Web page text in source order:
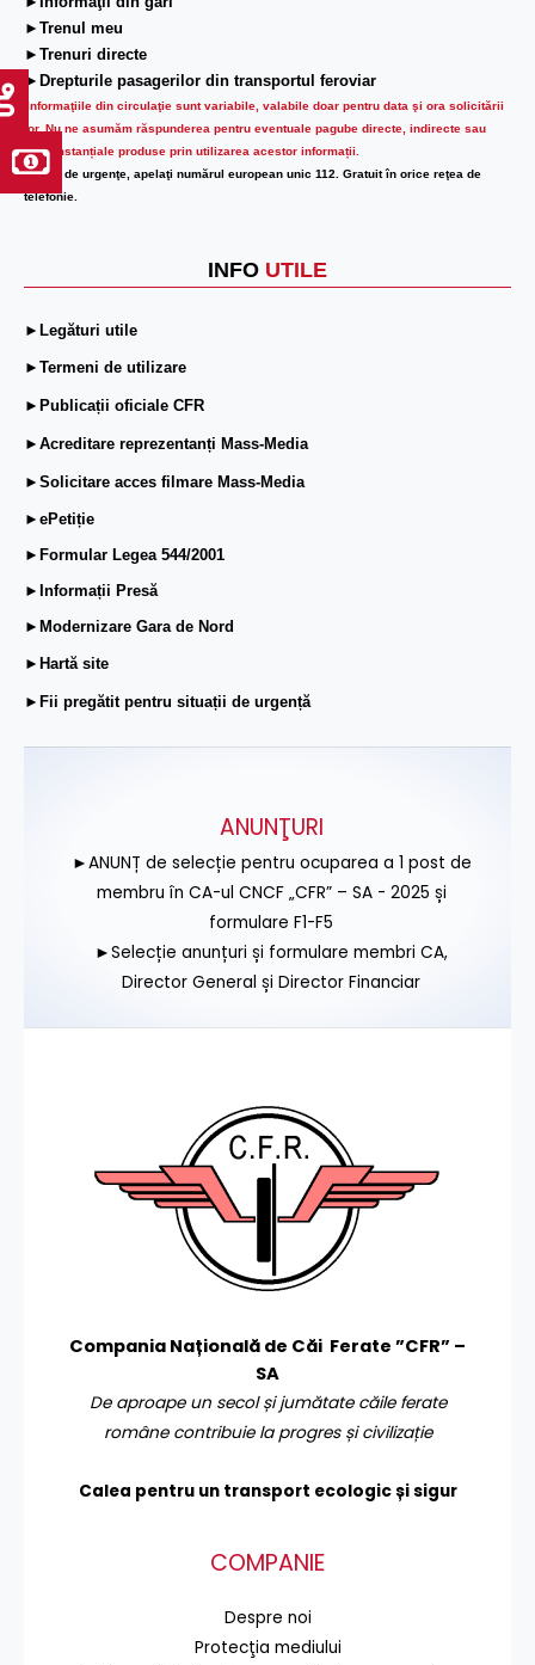
►Trenul meu
►Trenuri directe
►Drepturile pasagerilor din transportul feroviar
Informaţiile din circulaţie sunt variabile, valabile doar pentru data şi ora solicitării
lor. Nu ne asumăm răspunderea pentru eventuale pagube directe, indirecte sau
circumstanțiale produse prin utilizarea acestor informații.
În caz de urgenţe, apelaţi numărul european unic 112. Gratuit în orice reţea de
telefonie.
INFO UTILE
►Legături utile
►Termeni de utilizare
►Publicații oficiale CFR
►Acreditare reprezentanți Mass-Media
►Solicitare acces filmare Mass-Media
►ePetiție
►Formular Legea 544/2001
►Informații Presă
►Modernizare Gara de Nord
►Hartă site
►Fii pregătit pentru situații de urgență
ANUNŢURI
►ANUNȚ de selecție pentru ocuparea a 1 post de
membru în CA-ul CNCF „CFR” – SA - 2025 și
formulare F1-F5
►Selecție anunțuri și formulare membri CA,
Director General și Director Financiar
Compania Națională de Căi Ferate ”CFR” –
SA
De aproape un secol și jumătate căile ferate
române contribuie la progres și civilizație
Calea pentru un transport ecologic și sigur
COMPANIE
Despre noi
Protecţia mediului